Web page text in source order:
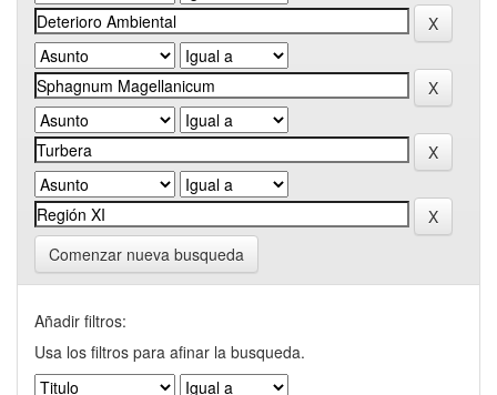
Comenzar nueva busqueda
Añadir filtros:
Usa los filtros para afinar la busqueda.